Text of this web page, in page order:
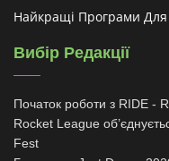
Найкращі Програми
Вибір Редакції
Початок роботи з RIDE -
Rocket League
Fest